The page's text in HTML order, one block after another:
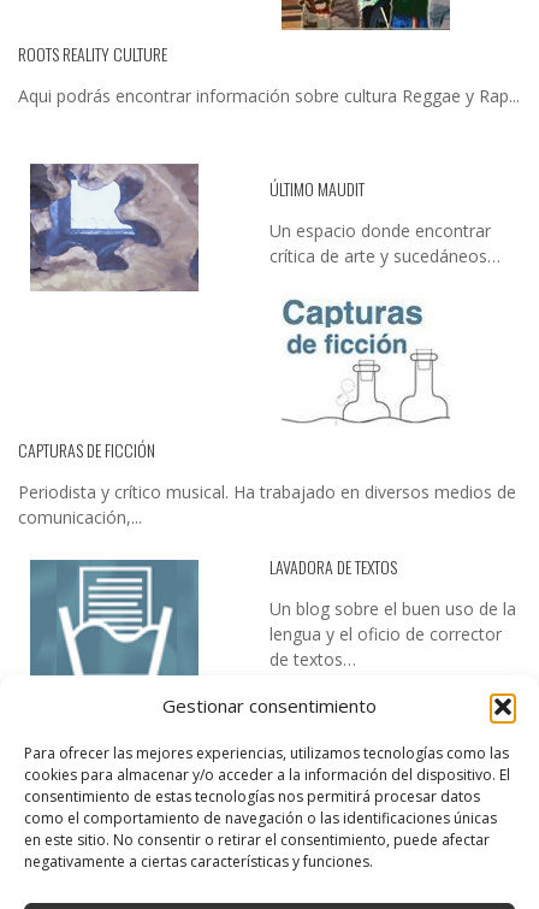
Gestionar consentimiento
Para ofrecer las mejores experiencias, utilizamos tecnologías como las
cookies para almacenar y/o acceder a la información del dispositivo. El
consentimiento de estas tecnologías nos permitirá procesar datos
como el comportamiento de navegación o las identificaciones únicas
en este sitio. No consentir o retirar el consentimiento, puede afectar
negativamente a ciertas características y funciones.
ROOTS REALITY CULTURE
Aqui podrás encontrar información sobre cultura Reggae y Rap...
ÚLTIMO MAUDIT
Un espacio donde encontrar
crítica de arte y sucedáneos…
CAPTURAS DE FICCIÓN
Periodista y crítico musical. Ha trabajado en diversos medios de
comunicación,...
LAVADORA DE TEXTOS
Un blog sobre el buen uso de la
lengua y el oficio de corrector
de textos…
DESIREE MARTÍN